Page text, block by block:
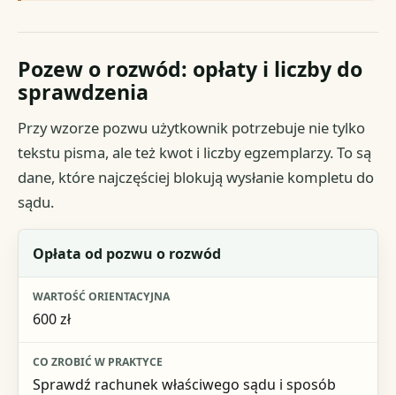
Pozew o rozwód: opłaty i liczby do
sprawdzenia
Przy wzorze pozwu użytkownik potrzebuje nie tylko
tekstu pisma, ale też kwot i liczby egzemplarzy. To są
dane, które najczęściej blokują wysłanie kompletu do
sądu.
Element
Wartość orientacyjna
Opłata od pozwu o rozwód
600 zł
Sprawdź rachunek właściwego sądu i sposób